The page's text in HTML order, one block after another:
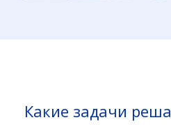
Какие задачи